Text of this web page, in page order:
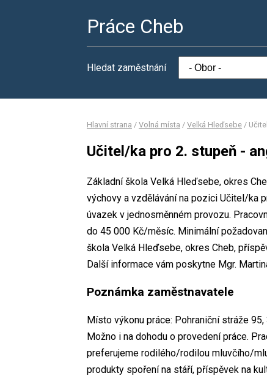
Práce Cheb
Hledat zaměstnání
Hlavní strana / Volná místa / Velká Hleďsebe /
Učitel/ka pro 2. stupeň -
Základní škola Velká Hleďsebe, okres
výchovy a vzdělávání na pozici Učitel/ka
úvazek v jednosměnném provozu.
do 45 000 Kč/měsíc. Minimální
škola Velká Hleďsebe, okres Cheb,
Další informace vám poskytne Mgr.
Poznámka zaměstnavatele
Místo výkonu práce: Pohraniční stráže
Možno i na dohodu o provedení práce.
preferujeme rodilého/rodilou mluvčího/
produkty spoření na stáří, příspěvek na